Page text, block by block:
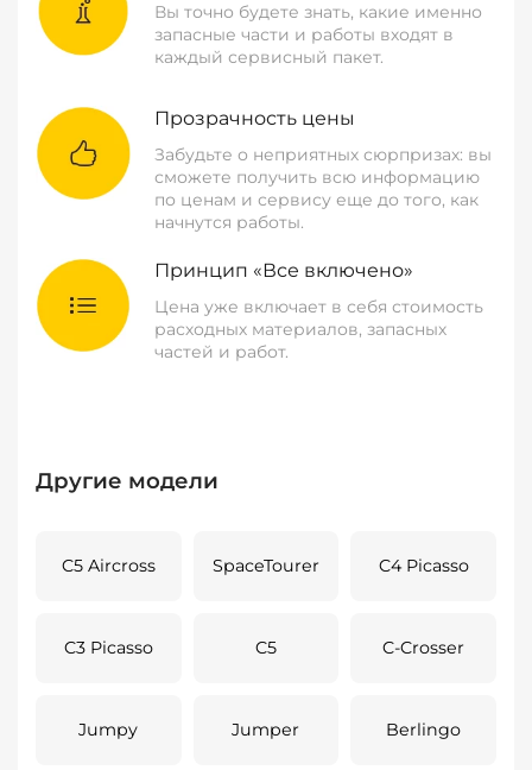
Вы точно будете знать, какие именно
запасные части и работы входят в
каждый сервисный пакет.
Прозрачность цены
Забудьте о неприятных сюрпризах: вы
сможете получить всю информацию
по ценам и сервису еще до того, как
начнутся работы.
Принцип «Все включено»
Цена уже включает в себя стоимость
расходных материалов, запасных
частей и работ.
Другие модели
C5 Aircross SpaceTourer C4 Picasso
C3 Picasso C5 C-Crosser
Jumpy Jumper Berlingo